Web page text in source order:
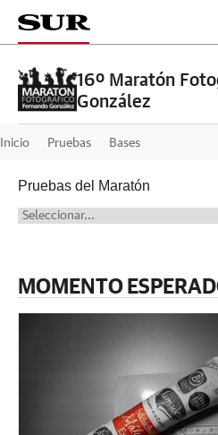
16º Maratón
González
Inicio Pruebas Bases
Pruebas del Maratón
MOMENTO